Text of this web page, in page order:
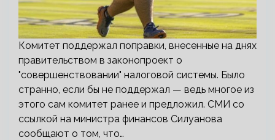
Комитет поддержал поправки, внесенные на днях
правительством в законопроект о
"совершенствовании" налоговой системы. Было
странно, если бы не поддержал — ведь многое из
этого сам комитет ранее и предложил. СМИ со
ссылкой на министра финансов Силуанова
сообщают о том, что…